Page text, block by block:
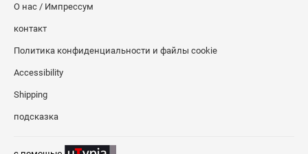
О нас / Импрессум
контакт
Политика конфиденциальности и файлы cookie
Accessibility
Shipping
подсказка